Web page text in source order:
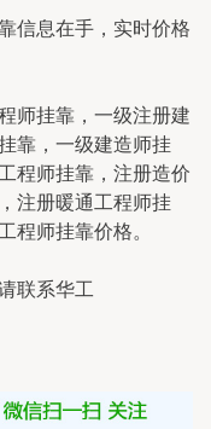
信息在手，实时价格
师挂靠，一级注册建
靠，一级建造师挂
程师挂靠，注册造价
注册暖通工程师挂
程师挂靠价格。
联系华工